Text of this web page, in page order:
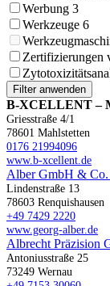
Werbung 3
Werkzeuge 6
Zertifizierungen
Filter anwenden
B-XCELLENT –
Griesstraße 4/1
78601 Mahlstetten
0176 21994096
www.b-xcellent.de
Alber GmbH &
Lindenstraße 13
78603 Renquishausen
+49 7429 2220
www.georg-alber.de
Albrecht Präzision
Antoniusstraße 25
73249 Wernau